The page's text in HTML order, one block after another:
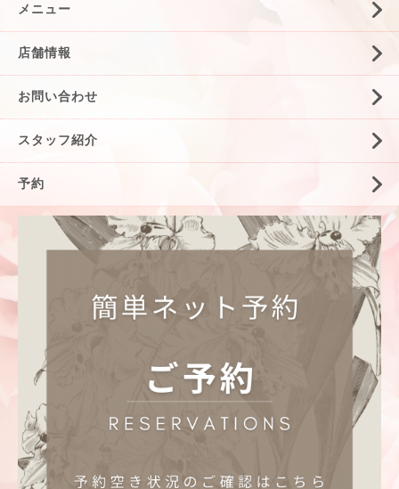
メニュー
店舗情報
お問い合わせ
スタッフ紹介
予約